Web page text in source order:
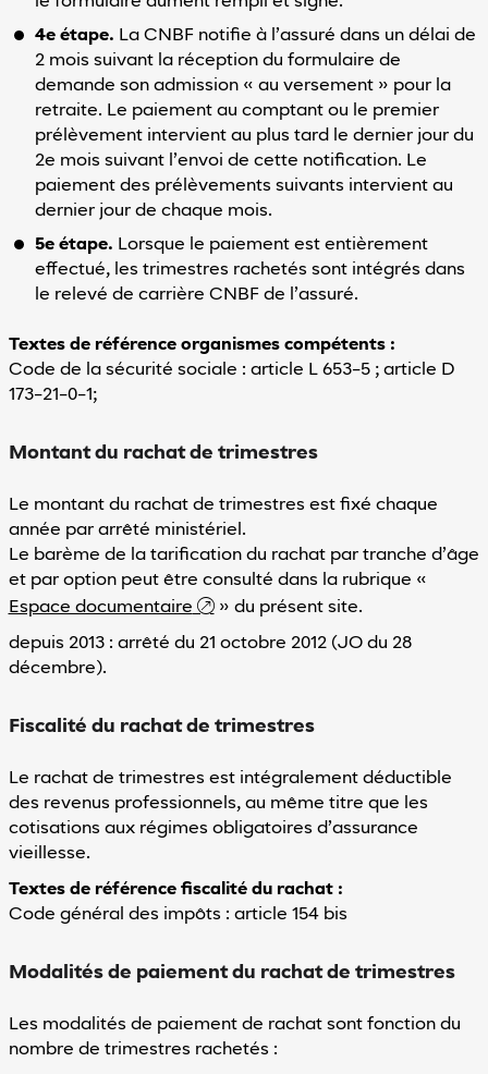
4e étape. La CNBF notifie à l’assuré dans un délai de
2 mois suivant la réception du formulaire de
demande son admission « au versement » pour la
retraite. Le paiement au comptant ou le premier
prélèvement intervient au plus tard le dernier jour du
2e mois suivant l’envoi de cette notification. Le
paiement des prélèvements suivants intervient au
dernier jour de chaque mois.
5e étape. Lorsque le paiement est entièrement
effectué, les trimestres rachetés sont intégrés dans
le relevé de carrière CNBF de l’assuré.
Textes de référence organismes compétents :
Code de la sécurité sociale : article L 653-5 ; article D
173-21-0-1;
Montant du rachat de trimestres
Le montant du rachat de trimestres est fixé chaque
année par arrêté ministériel.
Le barème de la tarification du rachat par tranche d’âge
et par option peut être consulté dans la rubrique «
Espace documentaire
» du présent site.
depuis 2013 : arrêté du 21 octobre 2012 (JO du 28
décembre).
Fiscalité du rachat de trimestres
Le rachat de trimestres est intégralement déductible
des revenus professionnels, au même titre que les
cotisations aux régimes obligatoires d’assurance
vieillesse.
Textes de référence fiscalité du rachat :
Code général des impôts : article 154 bis
Modalités de paiement du rachat de trimestres
Les modalités de paiement de rachat sont fonction du
nombre de trimestres rachetés :